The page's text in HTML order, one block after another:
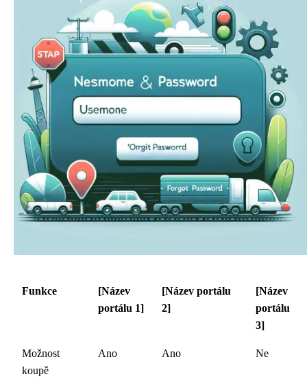
Funkce
[Název
portálu 1]
[Název portálu
2]
[Název
portálu
3]
Možnost
koupě
Ano Ano Ne